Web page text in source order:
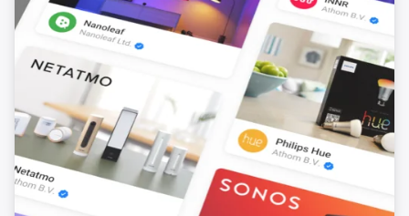
Der Kontakt-Alarm ist ausgegangen
Door/Window Sensor G2
Der Batteriestand hat sich geändert
Door/Window Sensor G2
Der Kontakt-Alarm ist angegangen
Door/Window Sensor G2